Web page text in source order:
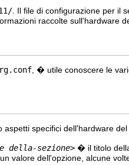
. Il file di configurazione per il
raccolte sull'hardware
, � utile conoscere le
specifici dell'hardware del
della-sezione> � il titolo
valore dell'opzione, alcune